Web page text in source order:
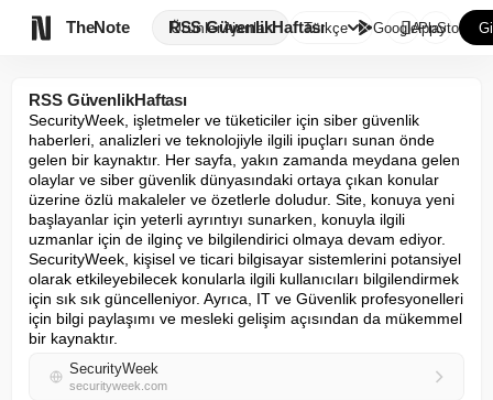
TheNote ÜrünlerAjanlar
RSS GüvenlikHaftasıTürkçe GooglePlay
AppStore
RSS GüvenlikHaftası
SecurityWeek, işletmeler ve tüketiciler için siber güvenlik
haberleri, analizleri ve teknolojiyle ilgili ipuçları sunan önde
gelen bir kaynaktır. Her sayfa, yakın zamanda meydana gelen
olaylar ve siber güvenlik dünyasındaki ortaya çıkan konular
üzerine özlü makaleler ve özetlerle doludur. Site, konuya yeni
başlayanlar için yeterli ayrıntıyı sunarken, konuyla ilgili
uzmanlar için de ilginç ve bilgilendirici olmaya devam ediyor.
SecurityWeek, kişisel ve ticari bilgisayar sistemlerini potansiyel
olarak etkileyebilecek konularla ilgili kullanıcıları bilgilendirmek
için sık sık güncelleniyor. Ayrıca, IT ve Güvenlik profesyonelleri
için bilgi paylaşımı ve mesleki gelişim açısından da mükemmel
bir kaynaktır.
SecurityWeek
securityweek.com